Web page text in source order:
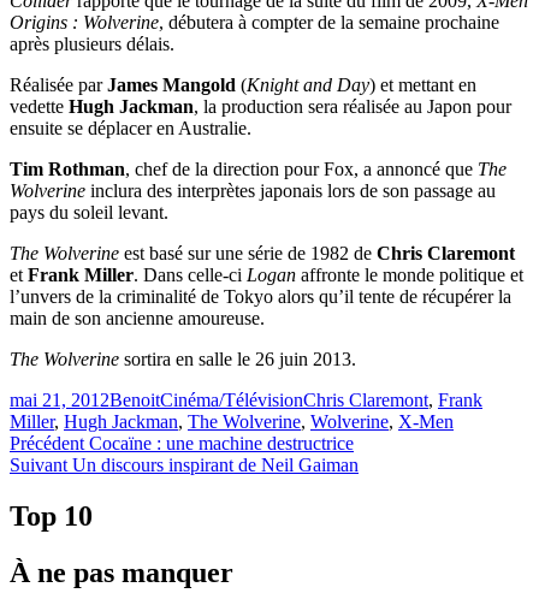
Origins : Wolverine, débutera à compter de la semaine prochaine
après plusieurs délais.
Réalisée parJames Mangold (Knight and Day) et mettant en
vedette Hugh Jackman, la production sera réalisée au Japon pour
ensuite se déplacer en Australie.
Tim Rothman, chef de la direction pour Fox, a annoncé que The
Wolverine inclura des interprètes japonais lors de son passage au
pays du soleil levant.
The Wolverine est basé sur une série de 1982 de Chris Claremont
et Frank Miller. Dans celle-ci Logan affronte le monde politique et
l’unvers de la criminalité de Tokyo alors qu’il tente de récupérer la
main de son ancienne amoureuse.
The Wolverine sortira en salle le 26 juin 2013.
Publié
le
mai 21, 2012BenoitCatégories
Cinéma/TélévisionÉtiquettes
Chris Claremont, Frank
Miller, Hugh Jackman, The Wolverine, Wolverine, X-Men
Navigation
de
l'article
Précédent Article
précédent :
Cocaïne : une machine destructrice
Suivant Article
Un discours inspirant de Neil Gaiman
Top 10
À ne pas manquer